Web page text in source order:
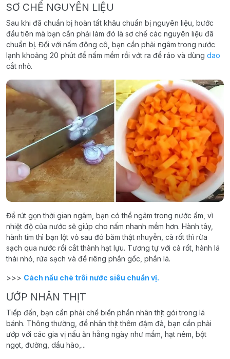
SƠ CHẾ NGUYÊN LIỆU
Sau khi đã chuẩn bị hoàn tất khâu chuẩn bị nguyên liệu, bước
đầu tiên mà bạn cần phải làm đó là sơ chế các nguyên liệu đã
chuẩn bị. Đối với nấm đông cô, bạn cần phải ngâm trong nước
lạnh khoảng 20 phút để nấm mềm rồi vớt ra để ráo và dùng dao
cắt nhỏ.
Để rút gọn thời gian ngâm, bạn có thể ngâm trong nước ấm, vì
nhiệt độ của nước sẽ giúp cho nấm nhanh mềm hơn. Hành tây,
hành tím thì bạn lột vỏ sau đó băm thật nhuyễn, cà rốt thì rửa
sạch qua nước rồi cắt thành hạt lựu. Tương tự với cà rốt, hành lá
thái nhỏ, rửa sạch và để riêng phần gốc, phần lá.
>>> Cách nấu chè trôi nước siêu chuẩn vị.
ƯỚP NHÂN THỊT
Tiếp đến, bạn cần phải chế biến phần nhân thịt gói trong lá
bánh. Thông thường, để nhân thịt thêm đậm đà, bạn cần phải
ướp với các gia vị nấu ăn hằng ngày như mắm, hạt nêm, bột
ngọt, đường, dầu hào,...